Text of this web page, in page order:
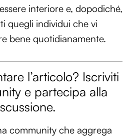
interiore e, dopodiché,
quegli individui che vi
bene quotidianamente.
l’articolo? Iscriviti
e partecipa alla
community che aggrega